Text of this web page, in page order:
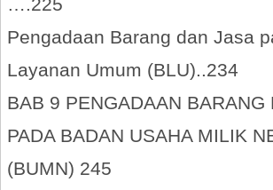
Pengadaan Barang dan Jasa
Layanan Umum (BLU)..234
BAB 9 PENGADAAN BARANG
PADA BADAN USAHA MILIK
(BUMN) 245